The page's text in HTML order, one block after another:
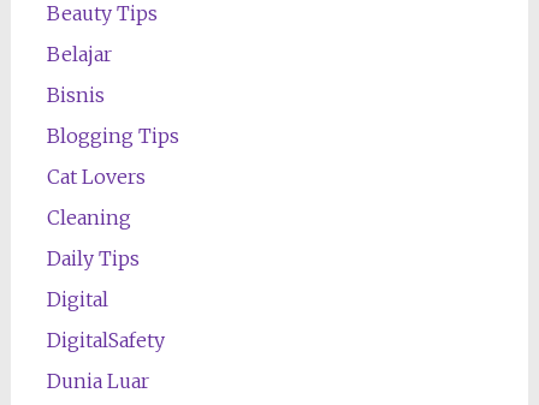
Beauty Tips
Belajar
Bisnis
Blogging Tips
Cat Lovers
Cleaning
Daily Tips
Digital
DigitalSafety
Dunia Luar